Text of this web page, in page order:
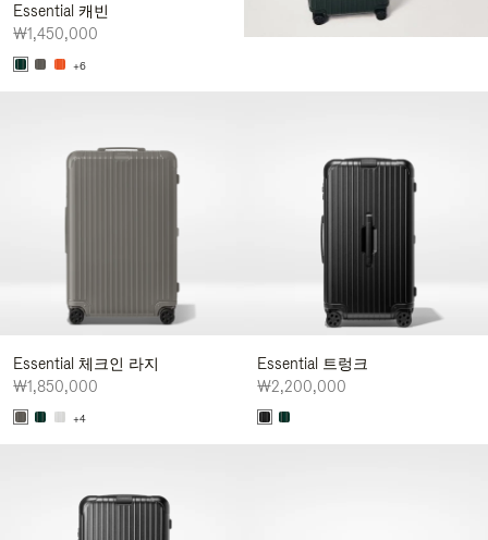
Essential 캐빈
₩1,450,000
+6
Essential 체크인 라지
₩1,850,000
+4
Essential 트렁크
₩2,200,000